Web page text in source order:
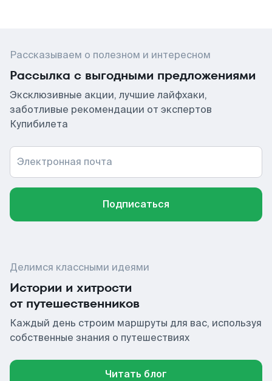
Рассказываем о полезном и интересном
Рассылка с выгодными предложениями
Эксклюзивные акции, лучшие лайфхаки,
заботливые рекомендации от экспертов
Купибилета
Электронная почта
Подписаться
Делимся классными идеями
Истории и хитрости
от путешественников
Каждый день строим маршруты для вас, используя
собственные знания о путешествиях
Читать блог